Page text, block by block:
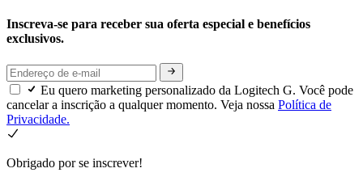
Inscreva-se para receber sua oferta especial e benefícios
exclusivos.
Eu quero marketing personalizado da Logitech G. Você pode
cancelar a inscrição a qualquer momento. Veja nossa Política de
Privacidade.
Obrigado por se inscrever!